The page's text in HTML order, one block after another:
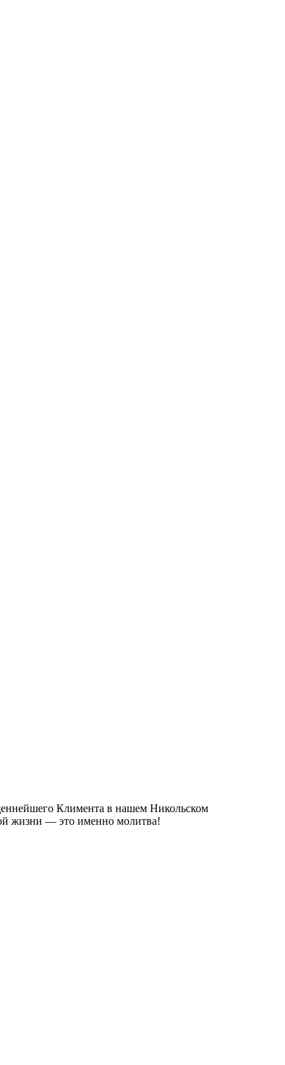
Климента в нашем Никольском
жизни — это именно молитва!